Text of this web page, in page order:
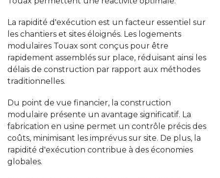
La rapidité d'exécution est un facteur essentiel sur
les chantiers et sites éloignés. Les logements
modulaires Touax sont conçus pour être
rapidement assemblés sur place, réduisant ainsi les
délais de construction par rapport aux méthodes
traditionnelles.
Du point de vue financier, la construction
modulaire présente un avantage significatif. La
fabrication en usine permet un contrôle précis des
coûts, minimisant les imprévus sur site. De plus, la
rapidité d'exécution contribue à des économies
globales.